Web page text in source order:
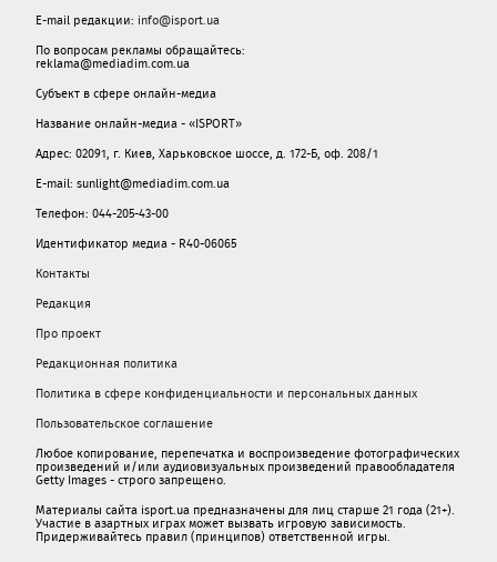
E-mail редакции: info@isport.ua
По вопросам рекламы обращайтесь:
reklama@mediadim.com.ua
Субъект в сфере онлайн-медиа
Название онлайн-медиа - «ISPORT»
Адрес: 02091, г. Киев, Харьковское шоссе, д. 172-Б, оф. 208/1
E-mail: sunlight@mediadim.com.ua
Телефон: 044-205-43-00
Идентификатор медиа - R40-06065
Контакты
Редакция
Про проект
Редакционная политика
Политика в сфере конфиденциальности и персональных данных
Пользовательское соглашение
Любое копирование, перепечатка и воспроизведение фотографических
произведений и/или аудиовизуальных произведений правообладателя
Getty Images - строго запрещено.
Материалы сайта isport.ua предназначены для лиц старше 21 года (21+).
Участие в азартных играх может вызвать игровую зависимость.
Придерживайтесь правил (принципов) ответственной игры.